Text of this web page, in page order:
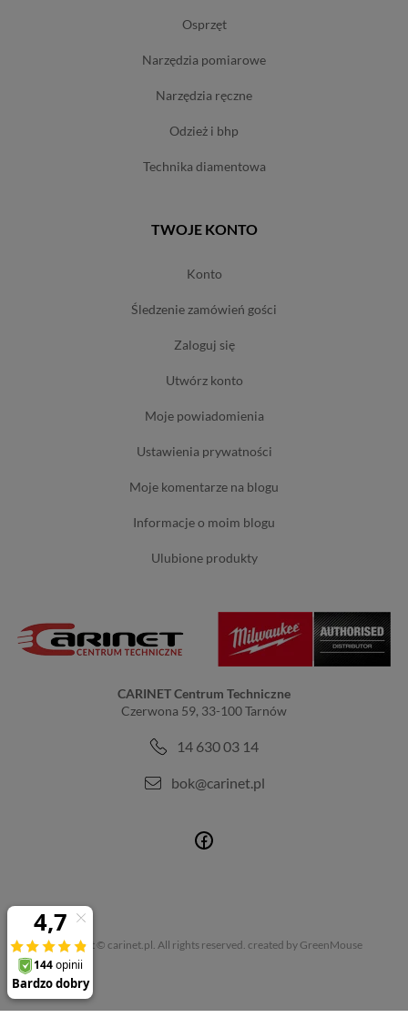
osprzęt
narzędzia pomiarowe
narzędzia ręczne
odzież i bhp
technika diamentowa
TWOJE KONTO
konto
śledzenie zamówień gości
zaloguj się
utwórz konto
moje powiadomienia
ustawienia prywatności
moje komentarze na blogu
informacje o moim blogu
ulubione produkty
CARINET Centrum Techniczne
Czerwona 59, 33-100 Tarnów
14 630 03 14
bok@carinet.pl
Copyright © carinet.pl. All rights reserved. created by GreenMouse